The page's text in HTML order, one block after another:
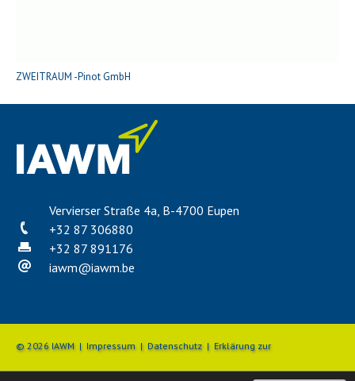
ZWEITRAUM -Pinot GmbH
Vervierser Straße 4a, B-4700 Eupen
+32 87 306880
+32 87 891176
iawm@iawm.be
© 2026 IAWM | Impressum| Datenschutz| Erklärung zur